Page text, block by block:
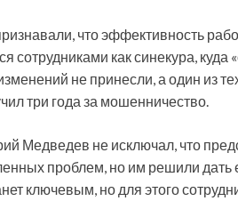
что эффективность
сотрудниками как синекура,
не принесли, а один из
три года за мошенничество.
Медведев не исключал, что
проблем, но им решили
ключевым, но для этого